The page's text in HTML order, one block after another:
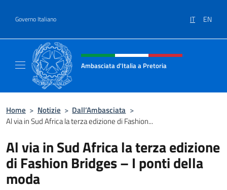
Governo Italiano IT EN
Intestazione sito, social e menù
Ambasciata d'Italia a Pretoria
Home > Notizie > Dall’Ambasciata >
Al via in Sud Africa la terza edizione di Fashion...
Al via in Sud Africa la terza edizione
di Fashion Bridges – I ponti della
moda